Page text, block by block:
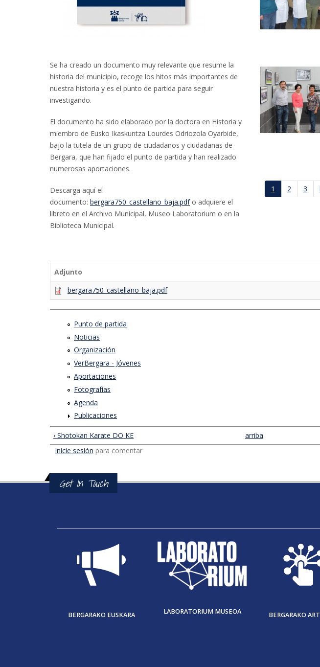
Se ha creado un documento muy relevante que resume la
historia del municipio, recoge los hitos más importantes de
nuestra historia y es el punto de partida para seguir
investigando.
El documento ha sido elaborado por la doctora en Historia y
miembro de Eusko Ikaskuntza Lourdes Odriozola Oyarbide,
bajo la tutela de un grupo de ciudadanos y ciudadanas de
Bergara, que han fijado el punto de partida y han realizado
numerosas aportaciones.
Descarga aquí el
documento: bergara750_castellano_baja.pdfo adquiere el
libreto en el Archivo Municipal, Museo Laboratorium o en la
Biblioteca Municipal.
Páginas
1 2 3
Adjunto
bergara750_castellano_baja.pdf
Punto de partida
Noticias
Organización
VerBergara - Jóvenes
Aportaciones
Fotografías
Agenda
Publicaciones
‹ Shotokan Karate DO KE arriba
Inicie sesión para comentar
Get In Touch
BERGARAKO EUSKARA LABORATORIUM MUSEOA BERGARAKO